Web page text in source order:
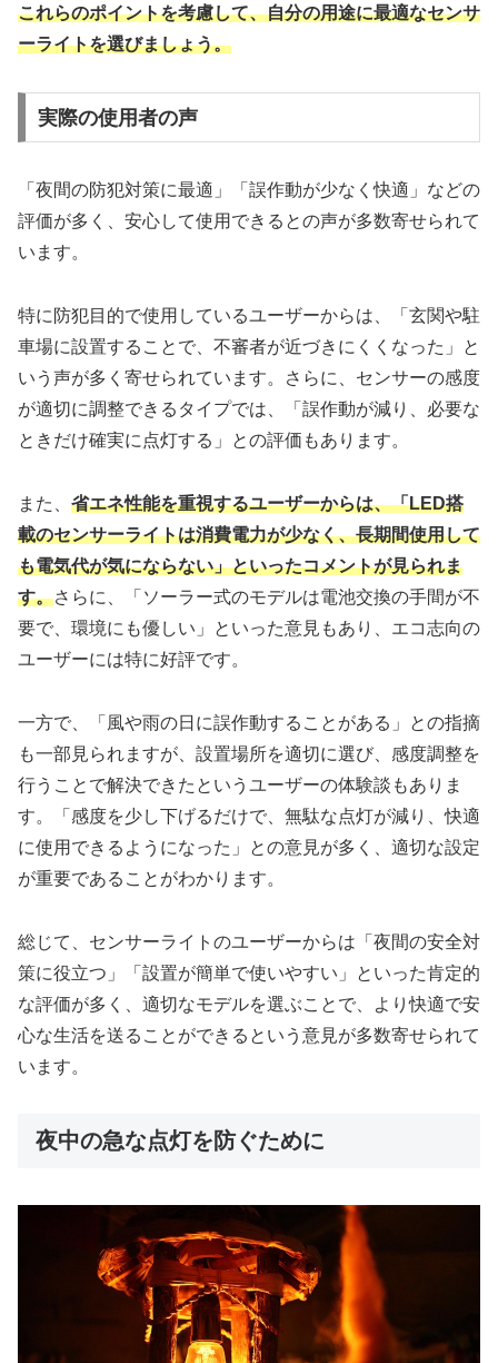
これらのポイントを考慮して、自分の用途に最適なセンサ
ーライトを選びましょう。
実際の使用者の声
「夜間の防犯対策に最適」「誤作動が少なく快適」などの
評価が多く、安心して使用できるとの声が多数寄せられて
います。
特に防犯目的で使用しているユーザーからは、「玄関や駐
車場に設置することで、不審者が近づきにくくなった」と
いう声が多く寄せられています。さらに、センサーの感度
が適切に調整できるタイプでは、「誤作動が減り、必要な
ときだけ確実に点灯する」との評価もあります。
また、 省エネ性能を重視するユーザーからは、「LED搭
載のセンサーライトは消費電力が少なく、長期間使用して
も電気代が気にならない」といったコメントが見られま
す。さらに、「ソーラー式のモデルは電池交換の手間が不
要で、環境にも優しい」といった意見もあり、エコ志向の
ユーザーには特に好評です。
一方で、「風や雨の日に誤作動することがある」との指摘
も一部見られますが、設置場所を適切に選び、感度調整を
行うことで解決できたというユーザーの体験談もありま
す。「感度を少し下げるだけで、無駄な点灯が減り、快適
に使用できるようになった」との意見が多く、適切な設定
が重要であることがわかります。
総じて、センサーライトのユーザーからは「夜間の安全対
策に役立つ」「設置が簡単で使いやすい」といった肯定的
な評価が多く、適切なモデルを選ぶことで、より快適で安
心な生活を送ることができるという意見が多数寄せられて
います。
夜中の急な点灯を防ぐために